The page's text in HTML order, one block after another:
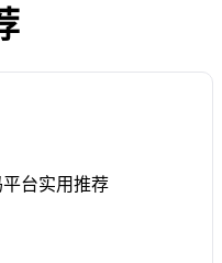
台实用推荐